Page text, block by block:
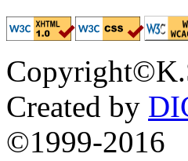
Created by
©1999-2016